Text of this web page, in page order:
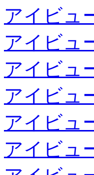
アイビュ
アイビュ
アイビュ
アイビュ
アイビュ
アイビュ